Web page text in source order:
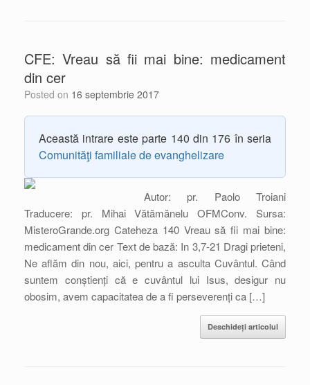
CFE: Vreau să fii mai bine: medicament
din cer
Posted on 16 septembrie 2017
Această intrare este parte 140 din 176 în seria
Comunităţi familiale de evanghelizare
Autor: pr. Paolo Troiani
Traducere: pr. Mihai Vătămănelu OFMConv. Sursa:
MisteroGrande.org Cateheza 140 Vreau să fii mai bine:
medicament din cer Text de bază: In 3,7-21 Dragi prieteni,
Ne aflăm din nou, aici, pentru a asculta Cuvântul. Când
suntem conștienți că e cuvântul lui Isus, desigur nu
obosim, avem capacitatea de a fi perseverenți ca […]
Deschideți articolul